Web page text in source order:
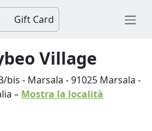
Gift Card
Village
bis - Marsala -91025 Marsala -
– Mostra la località